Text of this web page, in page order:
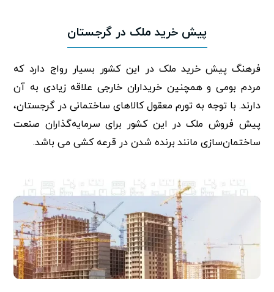
پیش خرید ملک در گرجستان
فرهنگ پیش خرید ملک در این کشور بسیار رواج دارد که
مردم بومی و همچنین خریداران خارجی علاقه زیادی به آن
دارند. با توجه به تورم معقول کالاهای ساختمانی در گرجستان،
پیش فروش ملک در این کشور برای سرمایه‌گذاران صنعت
ساختمان‌سازی مانند برنده شدن در قرعه کشی می باشد.